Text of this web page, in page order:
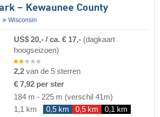
– Kewaunee County
Wisconsin
US$ 20,- / ca. € 17,- (dagkaart
hoogseizoen)
2,2 van de 5 sterren
€ 7,92 per ster
184 m - 225 m (verschil 41m)
1,1 km 0,5 km 0,5 km 0,1 km